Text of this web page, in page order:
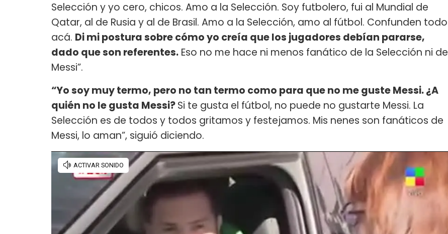
Selección y yo cero, chicos. Amo a la Selección. Soy futbolero, fui al Mundial de
Qatar, al de Rusia y al de Brasil. Amo a la Selección, amo al fútbol. Confunden todo
acá. Di mi postura sobre cómo yo creía que los jugadores debían pararse,
dado que son referentes. Eso no me hace ni menos fanático de la Selección ni de
Messi”.
“Yo soy muy termo, pero no tan termo como para que no me guste Messi. ¿A
quién no le gusta Messi?Si te gusta el fútbol, no puede no gustarte Messi. La
Selección es de todos y todos gritamos y festejamos. Mis nenes son fanáticos de
Messi, lo aman”, siguió diciendo.